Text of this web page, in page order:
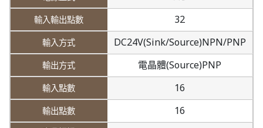
32
DC24V(Sink/Source)NPN/PNP
電晶體(Source)PNP
16
16